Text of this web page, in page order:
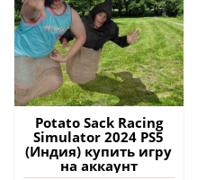
Potato Sack Racing
Simulator 2024 PS5
(Индия) купить игру
на аккаунт